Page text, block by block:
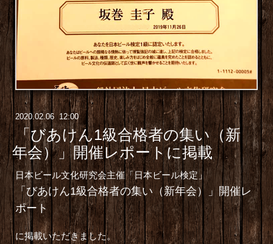
2020.02.06 12:00
「びあけん1級合格者の集い（新
年会）」開催レポートに掲載
日本ビール文化研究会主催「日本ビール検定」
「びあけん1級合格者の集い（新年会）」開催レ
ポート
に掲載いただきました。